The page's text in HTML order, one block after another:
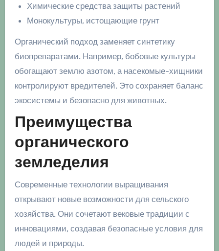
Химические средства защиты растений
Монокультуры, истощающие грунт
Органический подход заменяет синтетику
биопрепаратами. Например, бобовые культуры
обогащают землю азотом, а насекомые-хищники
контролируют вредителей. Это сохраняет баланс
экосистемы и безопасно для животных.
Преимущества
органического
земледелия
Современные технологии выращивания
открывают новые возможности для сельского
хозяйства. Они сочетают вековые традиции с
инновациями, создавая безопасные условия для
людей и природы.